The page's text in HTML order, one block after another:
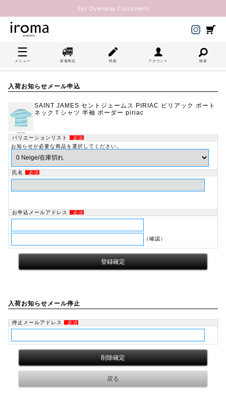
For Overseas Customers
メニュー 新着商品 特集 アカウント 検索
入荷お知らせメール申込
SAINT JAMES セントジェームス PIRIAC ピリアック ボート
ネックＴシャツ 半袖 ボーダー piriac
バリエーションリスト 必須
お知らせが必要な商品を選択してください。
氏名 必須
お申込メールアドレス 必須
（確認）
入荷お知らせメール停止
停止メールアドレス 必須